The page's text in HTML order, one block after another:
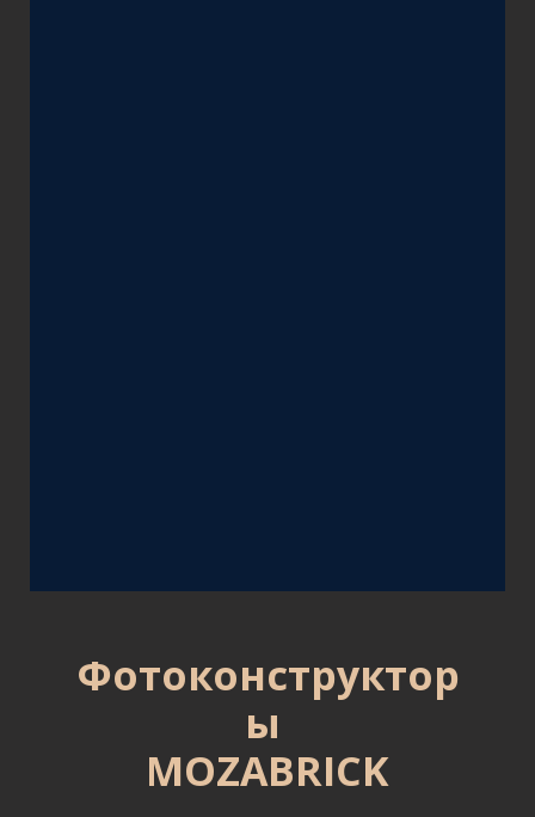
Фотоконструктор
ы
MOZABRICK